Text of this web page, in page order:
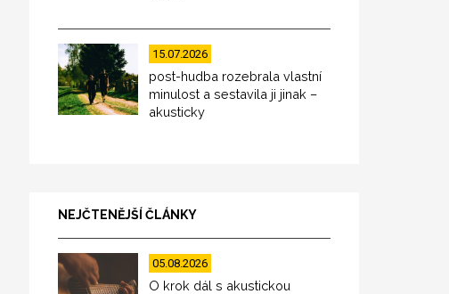
15.07.2026
post-hudba rozebrala vlastní
minulost a sestavila ji jinak –
akusticky
NEJČTENĚJŠÍ ČLÁNKY
05.08.2026
O krok dál s akustickou